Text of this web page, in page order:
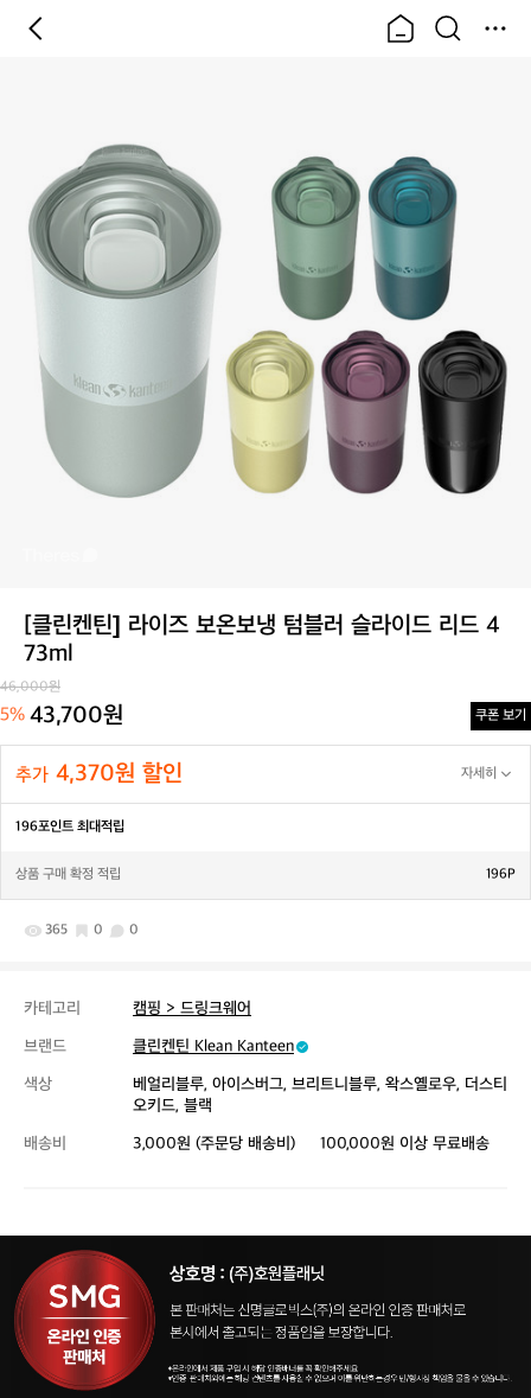
[클린켄틴] 라이즈 보온보냉 텀블러 슬라이드 리드 4
73ml
46,000원
5% 43,700원 쿠폰 보기
추가 4,370원 할인 자세히
196포인트 최대적립
상품 구매 확정 적립 196P
365 0 0
카테고리
캠핑 > 드링크웨어
브랜드
클린켄틴 Klean Kanteen
색상
베얼리블루, 아이스버그, 브리트니블루, 왁스옐로우, 더스티
오키드, 블랙
배송비
3,000원 (주문당 배송비) 100,000원 이상 무료배송